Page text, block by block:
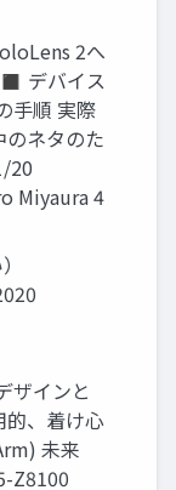
2へ
デバイス
手順 実際
のネタのた
20
Miyaura 4
ザインと
的、着け心
未来
Z8100